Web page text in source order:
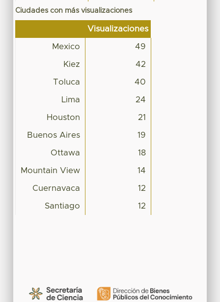
Ciudades con más visualizaciones
Visualizaciones
Mexico 49
Kiez 42
Toluca 40
Lima 24
Houston 21
Buenos Aires 19
Ottawa 18
Mountain View 14
Cuernavaca 12
Santiago 12